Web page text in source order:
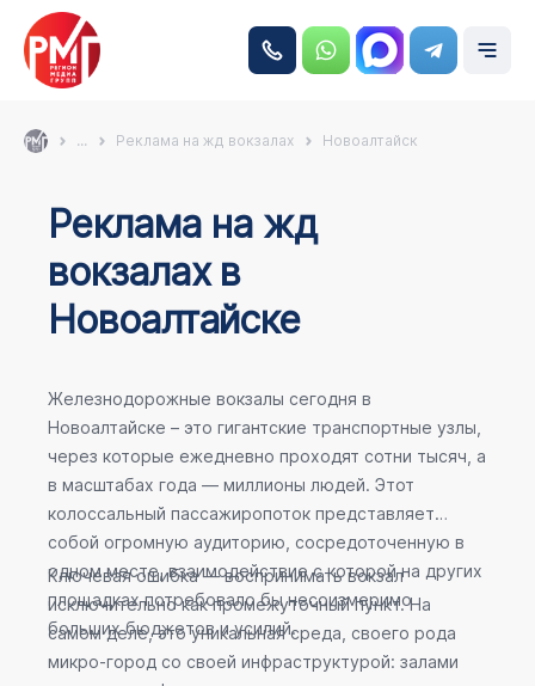
... Реклама на жд вокзалах Новоалтайск
Реклама на жд
вокзалах в
Новоалтайске
Железнодорожные вокзалы сегодня в
Новоалтайске – это гигантские транспортные узлы,
через которые ежедневно проходят сотни тысяч, а
в масштабах года — миллионы людей. Этот
колоссальный пассажиропоток представляет
собой огромную аудиторию, сосредоточенную в
одном месте, взаимодействие с которой на других
площадках потребовало бы несоизмеримо
больших бюджетов и усилий.
Ключевая ошибка — воспринимать вокзал
исключительно как промежуточный пункт. На
самом деле, это уникальная среда, своего рода
микро-город со своей инфраструктурой: залами